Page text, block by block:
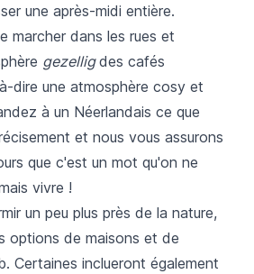
une après-midi entière.
marcher dans les rues et
gezelligdes cafés
dire une atmosphère cosy et
à un Néerlandais ce que
et nous vous assurons
que c'est un mot qu'on ne
vivre !
un peu plus près de la nature,
options de maisons et de
Certaines inclueront également